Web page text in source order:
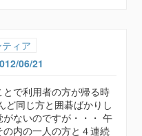
ィア
06/21
で利用者の方が帰る時
ど同じ方と囲碁ばかりし
ないのですが・・・ 午
内の一人の方と４連続